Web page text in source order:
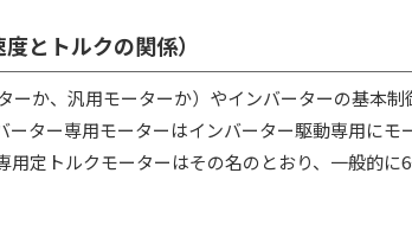
とトルクの関係）
か、汎用モーターか）やインバーターの基本制
ター専用モーターはインバーター駆動専用にモ
定トルクモーターはその名のとおり、一般的に